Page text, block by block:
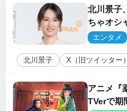
北川景子
ちゃオシ
エンタメ
北川景子 X（旧ツイッター）
アニメ『
TVerで期